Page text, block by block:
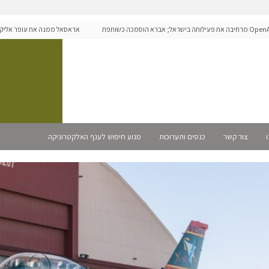
OpenAI מרחיבה את פעילותה בישראל; אברא הוסמכה כשותפת
אראסאל ממנה את עופר אליקים
צור קשר כנסים ותערוכות מנוע חיפוש לענף האלקטרוניקה